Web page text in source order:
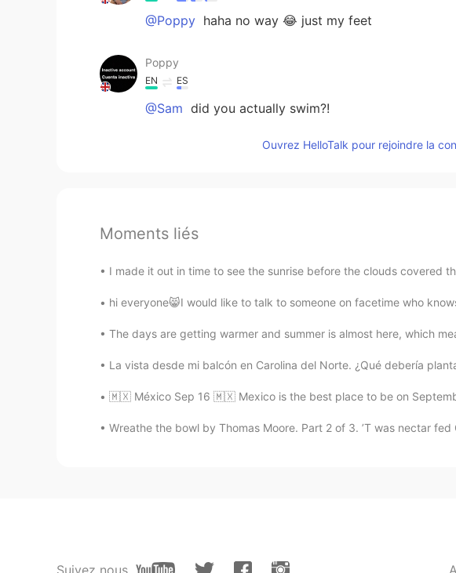
@Poppy haha no way 😂 just my feet
Poppy
EN ES
@Sam did you actually swim?!
Poppy
ES EN
Haha con las rocas y conchas de mar debe
ES EN
Ouvrez HelloTalk pour rejoindre la
Moments liés
I made it out in time to see the sunrise before the clouds covered
hi everyone😸I would like to talk to someone on facetime who
The days are getting warmer and summer is almost here, which
La vista desde mi balcón en Carolina del Norte. ¿Qué debería
🇲🇽 México Sep 16 🇲🇽 Mexico is the best place to be on
Wreathe the bowl by Thomas Moore. Part 2 of 3. ’T was nectar fed
Suivez nous